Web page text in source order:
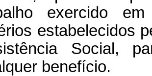
exercido
estabelecidos
Social,
benefício.